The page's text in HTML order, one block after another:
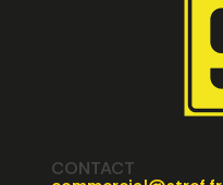
CONTACT